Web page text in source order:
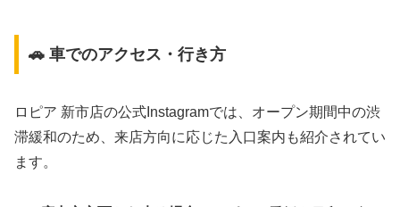
🚗 車でのアクセス・行き方
ロピア 新市店の公式Instagramでは、オープン期間中の渋
滞緩和のため、来店方向に応じた入口案内も紹介されてい
ます。